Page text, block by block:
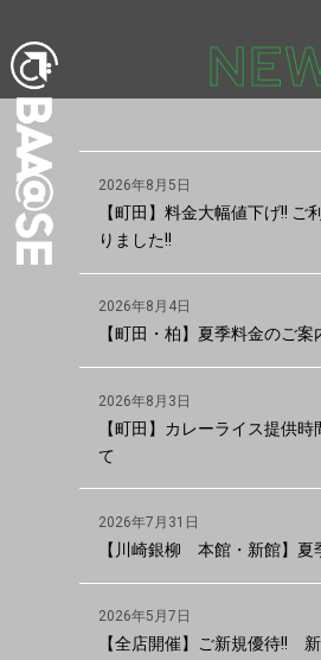
2026年8月5日
【町田】料金大幅値下げ!! ご
りました!!
2026年8月4日
【町田・柏】夏季料金のご案
2026年8月3日
【町田】カレーライス提供
て
2026年7月31日
【川崎銀柳 本館・新館】夏
2026年5月7日
【全店開催】ご新規優待!!